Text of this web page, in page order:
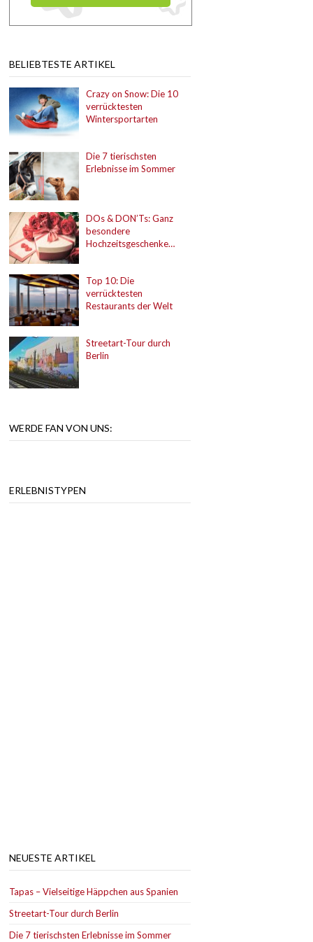
BELIEBTESTE ARTIKEL
Crazy on Snow: Die 10
verrücktesten
Wintersportarten
Die 7 tierischsten
Erlebnisse im Sommer
DOs & DON’Ts: Ganz
besondere
Hochzeitsgeschenke…
Top 10: Die
verrücktesten
Restaurants der Welt
Streetart-Tour durch
Berlin
WERDE FAN VON UNS:
ERLEBNISTYPEN
NEUESTE ARTIKEL
Tapas – Vielseitige Häppchen aus Spanien
Streetart-Tour durch Berlin
Die 7 tierischsten Erlebnisse im Sommer